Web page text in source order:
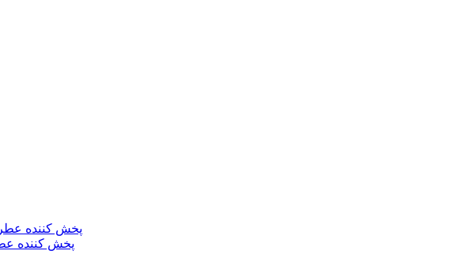
پخش کننده عطر
پخش کننده عطر